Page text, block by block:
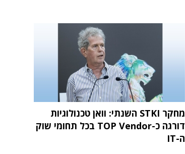
מחקר STKI השנתי: וואן טכנולוגיות
דורגה כ-TOP Vendor בכל תחומי שוק
ה-IT